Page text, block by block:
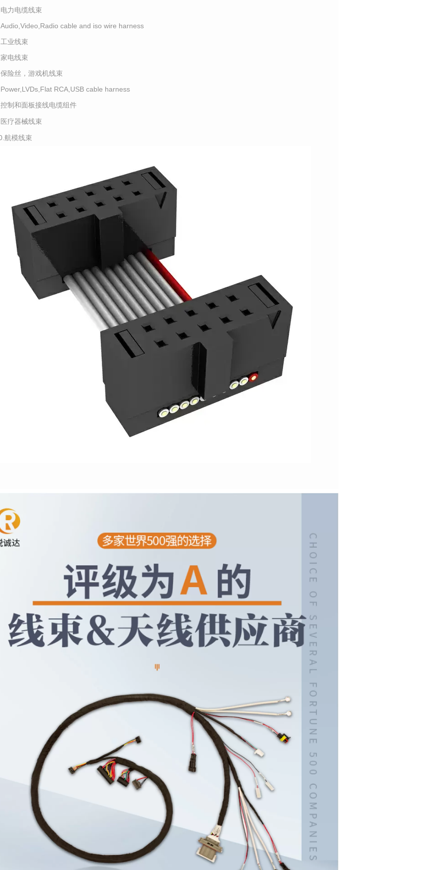
力电缆线束
cable and iso wire harness
业线束
电线束
险丝，游戏机线束
RCA,USB cable harness
制和面板接线电缆组件
疗器械线束
航模线束